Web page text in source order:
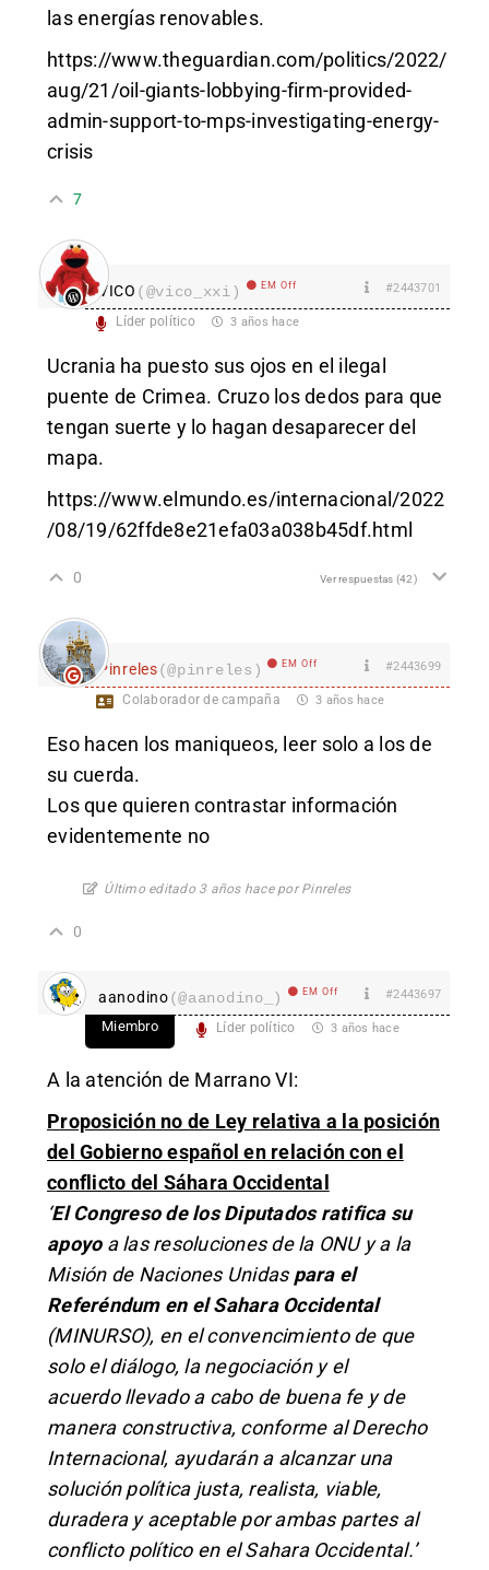
las energías renovables.
https://www.theguardian.com/politics/2022/
aug/21/oil-giants-lobbying-firm-provided-
admin-support-to-mps-investigating-energy-
crisis
7
VICO (@vico_xxi) EM Off #2443701
Líder político 3 años hace
Ucrania ha puesto sus ojos en el ilegal
puente de Crimea. Cruzo los dedos para que
tengan suerte y lo hagan desaparecer del
mapa.
https://www.elmundo.es/internacional/2022
/08/19/62ffde8e21efa03a038b45df.html
0 Ver respuestas (42)
Pinreles(@pinreles) EM Off #2443699
Colaborador de campaña 3 años hace
Eso hacen los maniqueos, leer solo a los de
su cuerda.
Los que quieren contrastar información
evidentemente no
Último editado 3 años hace por Pinreles
0
aanodino(@aanodino_) EM Off #2443697
Miembro Líder político 3 años hace
A la atención de Marrano VI:
Proposición no de Ley relativa a la posición
del Gobierno español en relación con el
conflicto del Sáhara Occidental
‘El Congreso de los Diputados ratifica su
apoyo a las resoluciones de la ONU y a la
Misión de Naciones Unidas para el
Referéndum en el Sahara Occidental
(MINURSO), en el convencimiento de que
solo el diálogo, la negociación y el
acuerdo llevado a cabo de buena fe y de
manera constructiva, conforme al Derecho
Internacional, ayudarán a alcanzar una
solución política justa, realista, viable,
duradera y aceptable por ambas partes al
conflicto político en el Sahara Occidental.’